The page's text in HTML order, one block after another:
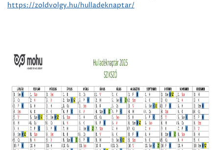
https://zoldvolgy.hu/hulladeknaptar/